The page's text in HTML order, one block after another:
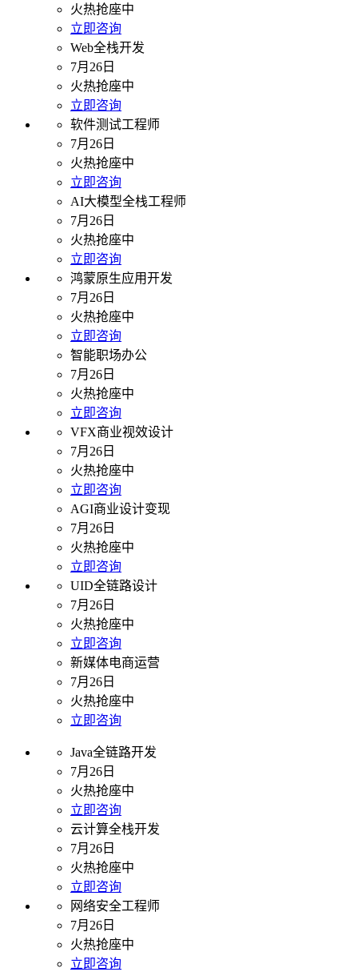
火热抢座中
立即咨询
Web全栈开发
7月26日
火热抢座中
立即咨询
软件测试工程师
7月26日
火热抢座中
立即咨询
AI大模型全栈工程师
7月26日
火热抢座中
立即咨询
鸿蒙原生应用开发
7月26日
火热抢座中
立即咨询
智能职场办公
7月26日
火热抢座中
立即咨询
VFX商业视效设计
7月26日
火热抢座中
立即咨询
AGI商业设计变现
7月26日
火热抢座中
立即咨询
UID全链路设计
7月26日
火热抢座中
立即咨询
新媒体电商运营
7月26日
火热抢座中
立即咨询
Java全链路开发
7月26日
火热抢座中
立即咨询
云计算全栈开发
7月26日
火热抢座中
立即咨询
网络安全工程师
7月26日
火热抢座中
立即咨询